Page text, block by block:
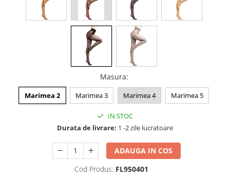
Masura:
Marimea 2 Marimea 3 Marimea 4 Marimea 5
IN STOC
Durata de livrare: 1 -2 zile lucratoare
ADAUGA IN COS
Cod Produs: FL950401